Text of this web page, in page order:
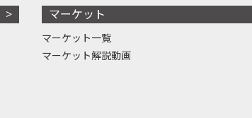
マーケット
マーケット一覧
マーケット解説動画